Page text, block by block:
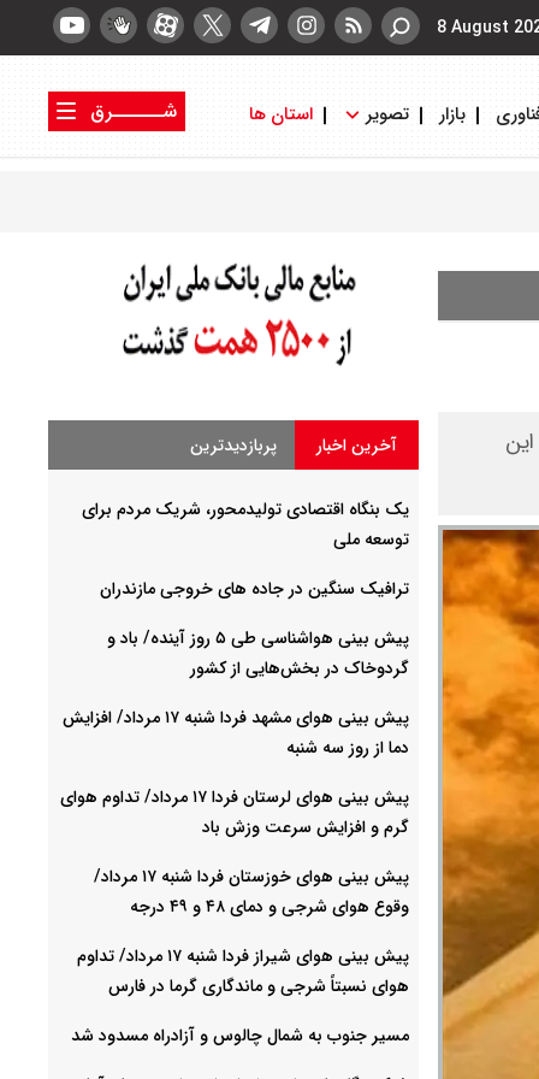
8 August
بازار تصویر استان ها
شــــــرق
آخرین اخبار پربازدیدترین
یک بنگاه اقتصادی تولیدمحور، شریک مردم برای
توسعه ملی
ترافیک سنگین در جاده های خروجی مازندران
پیش بینی هواشناسی طی ۵ روز آینده/ باد و
گردوخاک در بخش‌هایی از کشور
پیش بینی هوای مشهد فردا شنبه ۱۷ مرداد/ افزایش
دما از روز سه شنبه
پیش بینی هوای لرستان فردا ۱۷ مرداد/ تداوم هوای
گرم و افزایش سرعت وزش باد
پیش بینی هوای خوزستان فردا شنبه ۱۷ مرداد/
وقوع هوای شرجی و دمای ۴۸ و ۴۹ درجه
پیش بینی هوای شیراز فردا شنبه ۱۷ مرداد/ تداوم
هوای نسبتاً شرجی و ماندگاری گرما در فارس
مسیر جنوب به شمال چالوس و آزادراه مسدود شد